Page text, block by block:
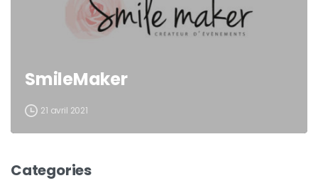
SmileMaker
21 avril 2021
Categories